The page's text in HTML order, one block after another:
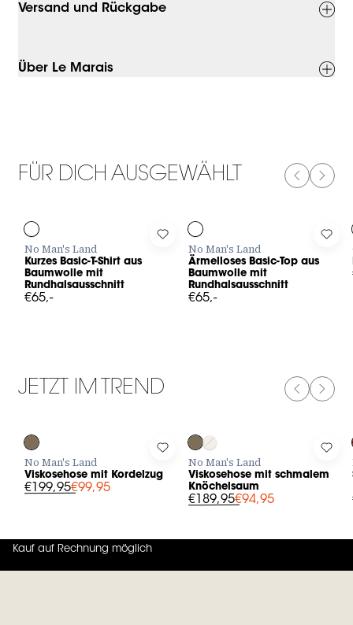
Versand und Rückgabe
Über Le Marais
FÜR DICH AUSGEWÄHLT
in to add Kurzes Basic-T-Shirt aus Baumwolle mit
No Man's Land
Kurzes Basic-T-Shirt aus
Baumwolle mit
Rundhalsausschnitt
€65,-
Log in to add Ärmelloses Basic-
No Man's Land
Ärmelloses Basic-Top aus
Baumwolle mit
Rundhalsausschnitt
€65,-
Log
JETZT IM TREND
in to add Viskosehose mit Kordelzug to your wishlist
No Man's Land
Viskosehose mit Kordelzug
€199,95€99,95
Log in to add Viskosehose mit
No Man's Land
Viskosehose mit schmalem
Knöchelsaum
€189,95€94,95
Log
Kauf auf Rechnung möglich
4.7 von 5 (130 Bewertungen